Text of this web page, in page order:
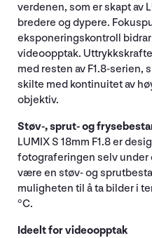
verdenen, som er skapt av
bredere og dypere.
eksponeringskontroll
videoopptak.
med resten av F1.8-serien,
skilte med kontinuitet av
objektiv.
Støv-, sprut- og
LUMIX S 18mm F1.8 er
fotograferingen selv
være en støv- og
muligheten til å ta bilder i
°C.
Ideelt for videoopptak